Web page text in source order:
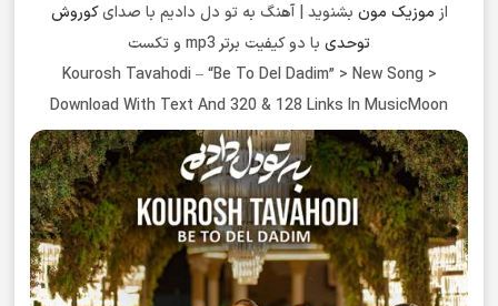
از موزیک مون بشنوید | آهنگ به تو دل دادیم با صدایکوروش
توحدی با دو کیفیت برتر mp3 و تکست
Kourosh Tavahodi – “Be To Del Dadim” > New Song >
Download With Text And 320 & 128 Links In MusicMoon